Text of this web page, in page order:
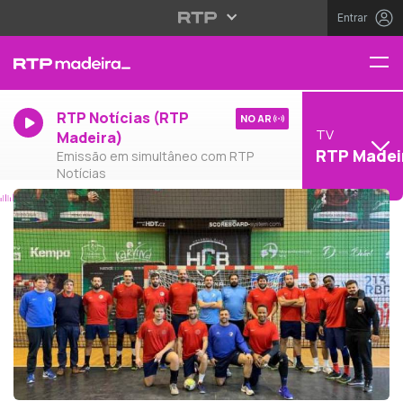
Entrar
RTP Notícias (RTP
Madeira)
Emissão em simultâneo com RTP
Notícias
NO AR
TV
RTP